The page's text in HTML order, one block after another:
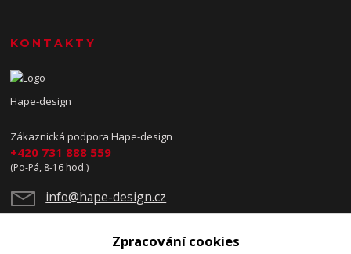
KONTAKTY
Hape-design
Zákaznická podpora Hape-design
+420 731 888 559
(Po-Pá, 8-16 hod.)
info@hape-design.cz
Zpracování cookies